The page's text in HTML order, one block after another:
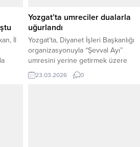
İl
Yozgat’ta umreciler dualarla
uğurlandı
Yozgat’ta, Diyanet İşleri Başkanlığı
organizasyonuyla “Şevval Ayı”
umresini yerine getirmek üzere
kutsal topraklara gidecek
vatandaşlar için uğurlama programı
23.03.2026 0